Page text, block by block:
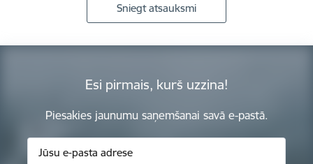
Sniegt atsauksmi
Esi pirmais, kurš uzzina!
Piesakies jaunumu saņemšanai savā e-pastā.